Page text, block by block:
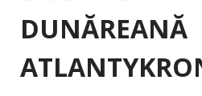
DUNĂREANĂ